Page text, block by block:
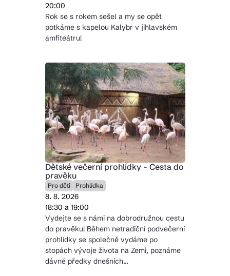
20:00
Rok se s rokem sešel a my se opět
potkáme s kapelou Kalybr v jihlavském
amfiteátru!
Dětské večerní prohlídky - Cesta do
pravěku
Pro děti Prohlídka
8. 8. 2026
18:30 a 19:00
Vydejte se s námi na dobrodružnou cestu
do pravěku! Během netradiční podvečerní
prohlídky se společně vydáme po
stopách vývoje života na Zemi, poznáme
dávné předky dnešních…